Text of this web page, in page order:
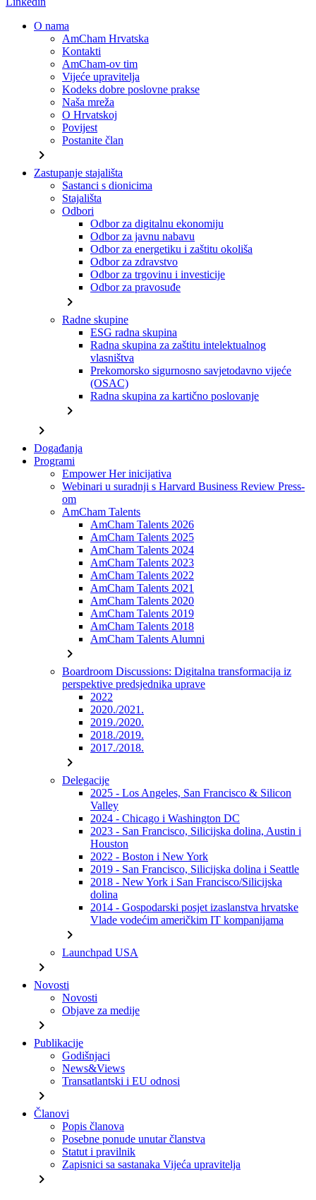
O nama
AmCham Hrvatska
Kontakti
AmCham-ov tim
Vijeće upravitelja
Kodeks dobre poslovne prakse
Naša mreža
O Hrvatskoj
Povijest
Postanite član
chevron_right
Zastupanje stajališta
Sastanci s dionicima
Stajališta
Odbori
Odbor za digitalnu ekonomiju
Odbor za javnu nabavu
Odbor za energetiku i zaštitu okoliša
Odbor za zdravstvo
Odbor za trgovinu i investicije
Odbor za pravosuđe
chevron_right
Radne skupine
ESG radna skupina
Radna skupina za zaštitu intelektualnog
vlasništva
Prekomorsko sigurnosno savjetodavno vijeće
(OSAC)
Radna skupina za kartično poslovanje
chevron_right
chevron_right
Događanja
Programi
Empower Her inicijativa
Webinari u suradnji s Harvard Business Review Press-
om
AmCham Talents
AmCham Talents 2026
AmCham Talents 2025
AmCham Talents 2024
AmCham Talents 2023
AmCham Talents 2022
AmCham Talents 2021
AmCham Talents 2020
AmCham Talents 2019
AmCham Talents 2018
AmCham Talents Alumni
chevron_right
Boardroom Discussions: Digitalna transformacija iz
perspektive predsjednika uprave
2022
2020./2021.
2019./2020.
2018./2019.
2017./2018.
chevron_right
Delegacije
2025 - Los Angeles, San Francisco & Silicon
Valley
2024 - Chicago i Washington DC
2023 - San Francisco, Silicijska dolina, Austin i
Houston
2022 - Boston i New York
2019 - San Francisco, Silicijska dolina i Seattle
2018 - New York i San Francisco/Silicijska
dolina
2014 - Gospodarski posjet izaslanstva hrvatske
Vlade vodećim američkim IT kompanijama
chevron_right
Launchpad USA
chevron_right
Novosti
Novosti
Objave za medije
chevron_right
Publikacije
Godišnjaci
News&Views
Transatlantski i EU odnosi
chevron_right
Članovi
Popis članova
Posebne ponude unutar članstva
Statut i pravilnik
Zapisnici sa sastanaka Vijeća upravitelja
chevron_right